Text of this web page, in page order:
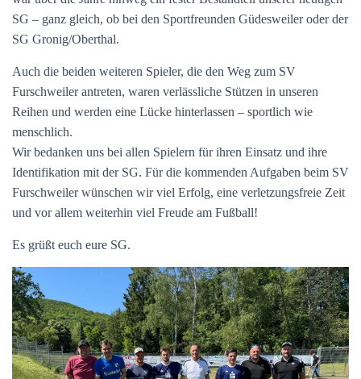
SG – ganz gleich, ob bei den Sportfreunden Güdesweiler oder der
SG Gronig/Oberthal.
Auch die beiden weiteren Spieler, die den Weg zum SV
Furschweiler antreten, waren verlässliche Stützen in unseren
Reihen und werden eine Lücke hinterlassen – sportlich wie
menschlich.
Wir bedanken uns bei allen Spielern für ihren Einsatz und ihre
Identifikation mit der SG. Für die kommenden Aufgaben beim SV
Furschweiler wünschen wir viel Erfolg, eine verletzungsfreie Zeit
und vor allem weiterhin viel Freude am Fußball!
Es grüßt euch eure SG.